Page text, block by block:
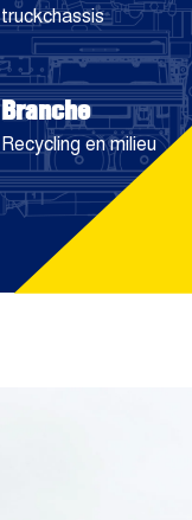
truckchassis
Branche
Recycling en milieu